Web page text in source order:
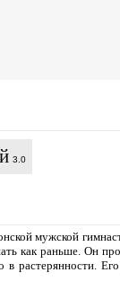
3.0
мужской
как раньше. Он
в растерянности.